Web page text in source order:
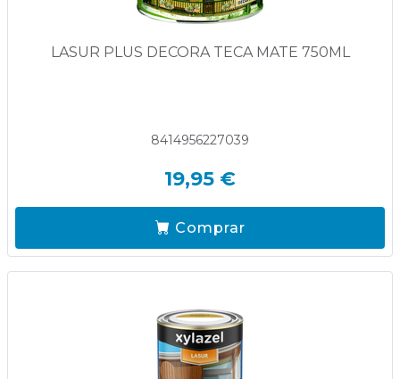
LASUR PLUS DECORA TECA MATE 750ML
8414956227039
19,95 €
Comprar